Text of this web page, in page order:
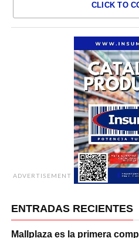
CLICK TO
ADVERTISEMENT
ENTRADAS RECIENTES
Mallplaza es la primera